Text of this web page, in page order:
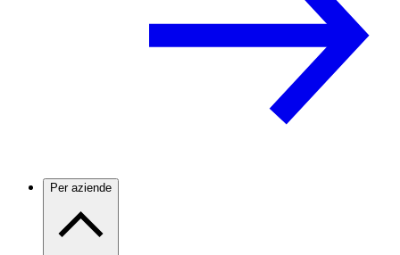
Per aziende